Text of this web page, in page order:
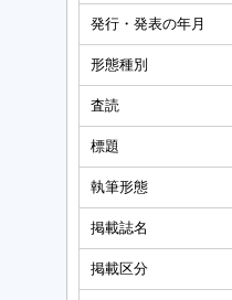
発行・発表の年月
形態種別
査読
標題
執筆形態
掲載誌名
掲載区分